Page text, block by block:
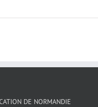
DE NORMANDIE